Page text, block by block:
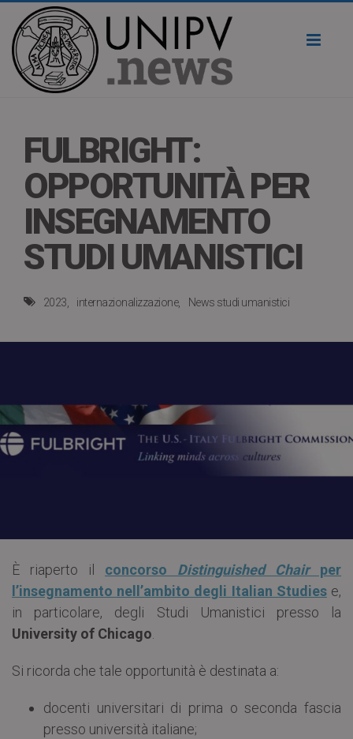
FULBRIGHT:
OPPORTUNITÀ PER
INSEGNAMENTO
STUDI UMANISTICI
2023 internazionalizzazione News studi umanistici
È riaperto il concorso Distinguished Chairper
l’insegnamento nell’ambito degli Italian Studiese,
in particolare, degli Studi Umanistici presso la
University of Chicago
Si ricorda che tale opportunità è destinata a:
docenti universitari di prima o seconda fascia
presso università italiane;